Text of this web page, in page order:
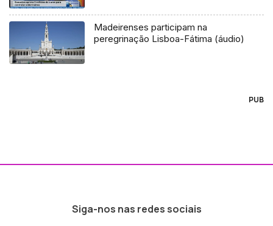
Madeirenses participam na
peregrinação Lisboa-Fátima (áudio)
PUB
Siga-nos nas redes sociais